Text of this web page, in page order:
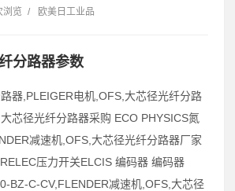
浏览 / 欧美日工业品
分路器参数
器,PLEIGER电机,OFS,大芯径光纤分路
芯径光纤分路器采购 ECO PHYSICS氮
减速机,OFS,大芯径光纤分路器厂家
压力开关ELCIS 编码器 编码器
BZ-C-CV,FLENDER减速机,OFS,大芯径